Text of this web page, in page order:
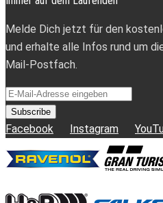
Melde Dich jetzt für den
und erhalte alle Infos rund um
Mail-Postfach.
Subscribe
Facebook Instagram